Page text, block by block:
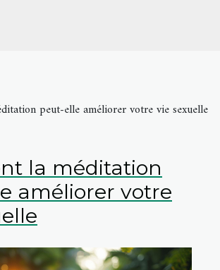
peut-elle améliorer votre vie sexuelle
la méditation
améliorer votre